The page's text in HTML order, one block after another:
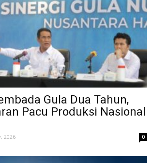
Gula Dua Tahun,
Pacu Produksi Nasional
2026 0